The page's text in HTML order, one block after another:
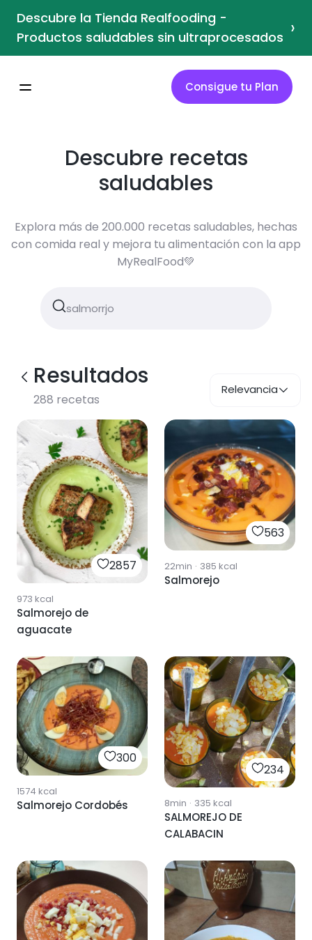
Descubre la Tienda Realfooding -
Productos saludables sin ultraprocesados ›
Consigue tu Plan
Descubre recetas
saludables
Explora más de 200.000 recetas saludables, hechas
con comida real y mejora tu alimentación con la app
MyRealFood💚
Resultados
288 recetas
Relevancia
2857
973 kcal
Salmorejo de
aguacate
563
22min · 385 kcal
Salmorejo
300
1574 kcal
Salmorejo Cordobés
234
8min · 335 kcal
SALMOREJO DE
CALABACIN